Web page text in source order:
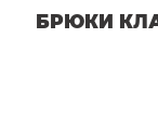
БРЮКИ